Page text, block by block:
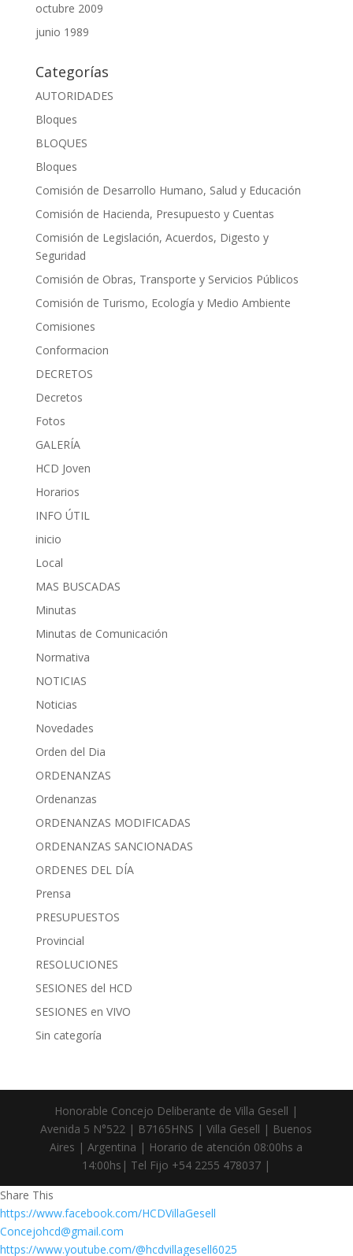
octubre 2009
junio 1989
Categorías
AUTORIDADES
Bloques
BLOQUES
Bloques
Comisión de Desarrollo Humano, Salud y Educación
Comisión de Hacienda, Presupuesto y Cuentas
Comisión de Legislación, Acuerdos, Digesto y
Seguridad
Comisión de Obras, Transporte y Servicios Públicos
Comisión de Turismo, Ecología y Medio Ambiente
Comisiones
Conformacion
DECRETOS
Decretos
Fotos
GALERÍA
HCD Joven
Horarios
INFO ÚTIL
inicio
Local
MAS BUSCADAS
Minutas
Minutas de Comunicación
Normativa
NOTICIAS
Noticias
Novedades
Orden del Dia
ORDENANZAS
Ordenanzas
ORDENANZAS MODIFICADAS
ORDENANZAS SANCIONADAS
ORDENES DEL DÍA
Prensa
PRESUPUESTOS
Provincial
RESOLUCIONES
SESIONES del HCD
SESIONES en VIVO
Sin categoría
Honorable Concejo Deliberante de Villa Gesell |
Avenida 5 N°522 | B7165HNS | Villa Gesell | Buenos
Aires | Argentina | Horario de atención 08:00hs a
14:00hs| Tel Fijo +54 2255 478037 |
Share This
https://www.facebook.com/HCDVillaGesell
Concejohcd@gmail.com
https://www.youtube.com/@hcdvillagesell6025